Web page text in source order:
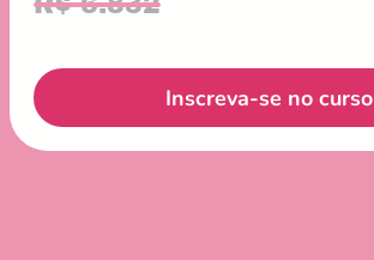
Inscreva-se no curso